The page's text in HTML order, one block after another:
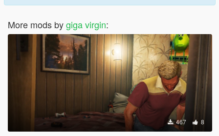
More mods bygiga virgin:
467 8